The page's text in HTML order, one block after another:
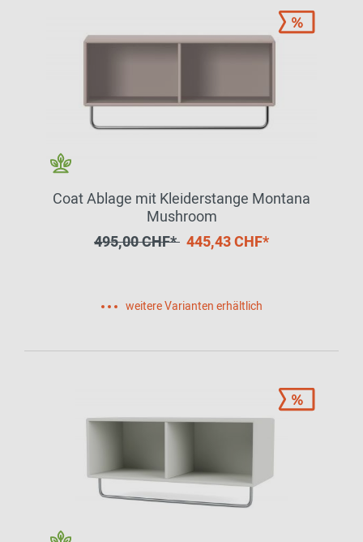
Coat Ablage mit Kleiderstange Montana
Mushroom
495,00 CHF* 445,43 CHF*
weitere Varianten erhältlich